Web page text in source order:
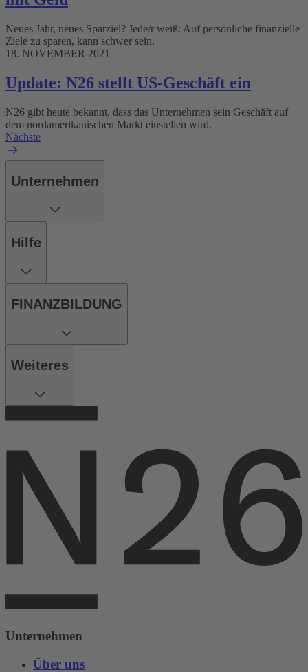
Neues Jahr, neues Sparziel? Jede/r weiß: Auf persönliche finanzielle
Ziele zu sparen, kann schwer sein.
18. NOVEMBER 2021
Update: N26 stellt US-Geschäft ein
N26 gibt heute bekannt, dass das Unternehmen sein Geschäft auf
dem nordamerikanischen Markt einstellen wird.
Nächste
Unternehmen
Hilfe
FINANZBILDUNG
Weiteres
Unternehmen
Über uns